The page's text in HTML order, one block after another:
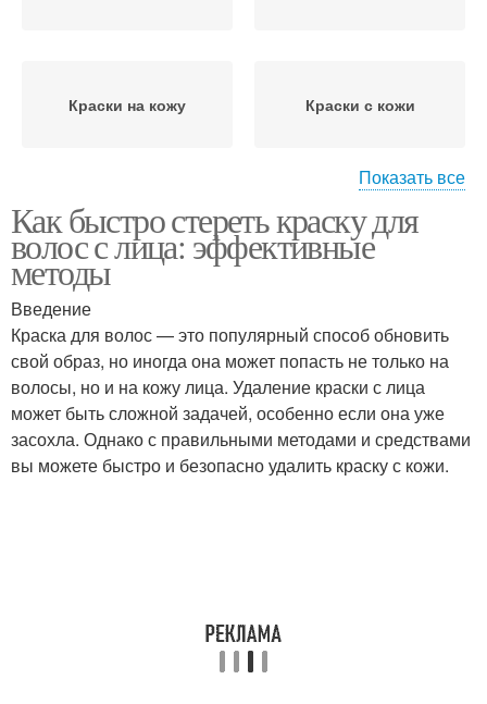
Краски на кожу Краски с кожи
Краски с головы Смывки для краски
Краски с волос Краска для волос
Краски с рук Синяя краска
Показать все
Как быстро стереть краску для
волос с лица: эффективные
методы
Введение
Краска для волос — это популярный способ обновить
свой образ, но иногда она может попасть не только на
волосы, но и на кожу лица. Удаление краски с лица
может быть сложной задачей, особенно если она уже
засохла. Однако с правильными методами и средствами
вы можете быстро и безопасно удалить краску с кожи.